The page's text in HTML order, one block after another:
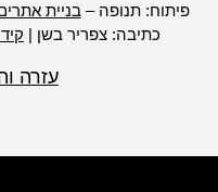
תנופה –בניית אתרים
כתיבה: צפריר בשן |קידום
עזרה